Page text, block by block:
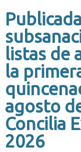
listas de
la
agosto
Concilia
2026